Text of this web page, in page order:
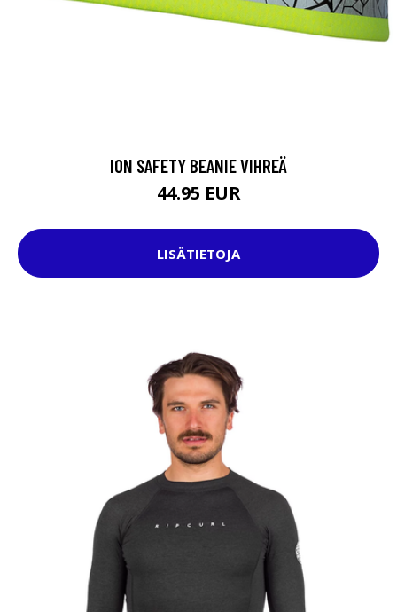
ION SAFETY BEANIE VIHREÄ
44.95 EUR
LISÄTIETOJA